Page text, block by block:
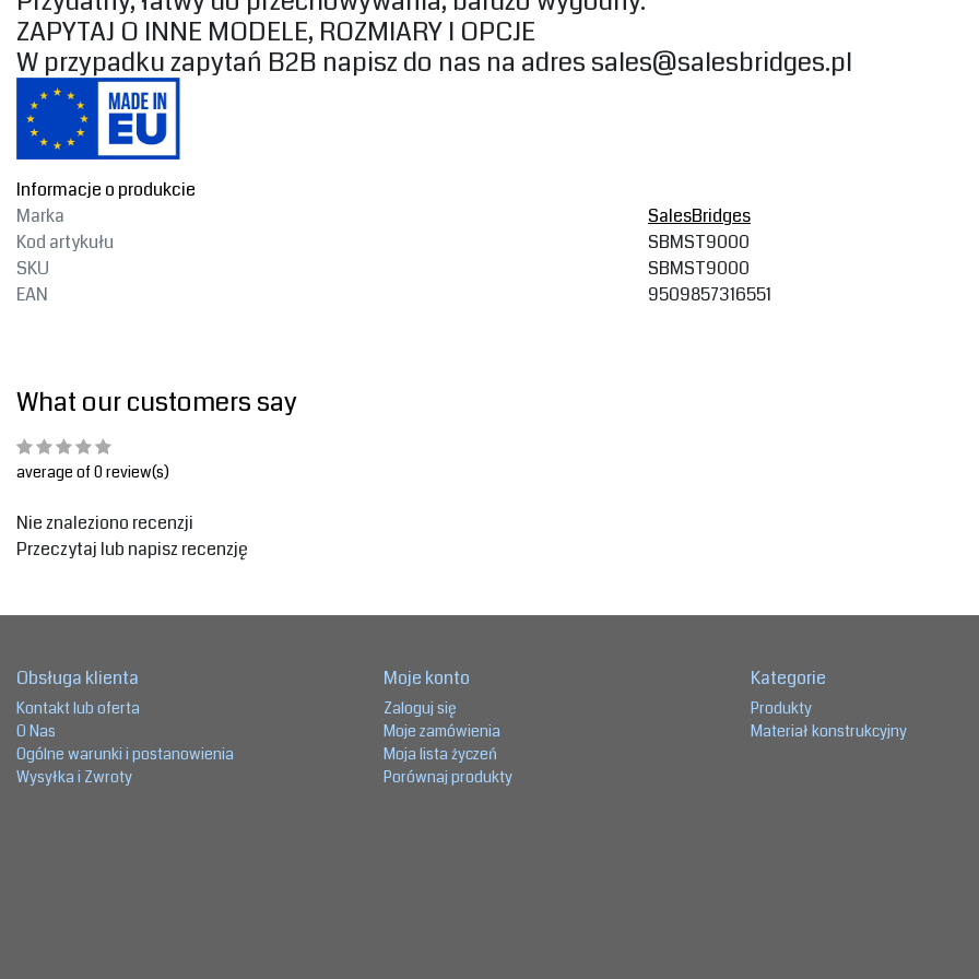
‎ZAPYTAJ O INNE MODELE, ROZMIARY I OPCJE‎
‎W przypadku zapytań B2B napisz do nas na adres sales@salesbridges.pl
Informacje o produkcie
Marka
SalesBridges
Kod artykułu
SBMST9000
SKU
SBMST9000
EAN
9509857316551
What our customers say
average of 0 review(s)
Nie znaleziono recenzji
Przeczytaj lub napisz recenzję
Obsługa klienta
Kontakt lub oferta
O Nas
Ogólne warunki i postanowienia
Wysyłka i Zwroty
Moje konto
Zaloguj się
Moje zamówienia
Moja lista życzeń
Porównaj produkty
Kategorie
Produkty
Materiał konstrukcyjny